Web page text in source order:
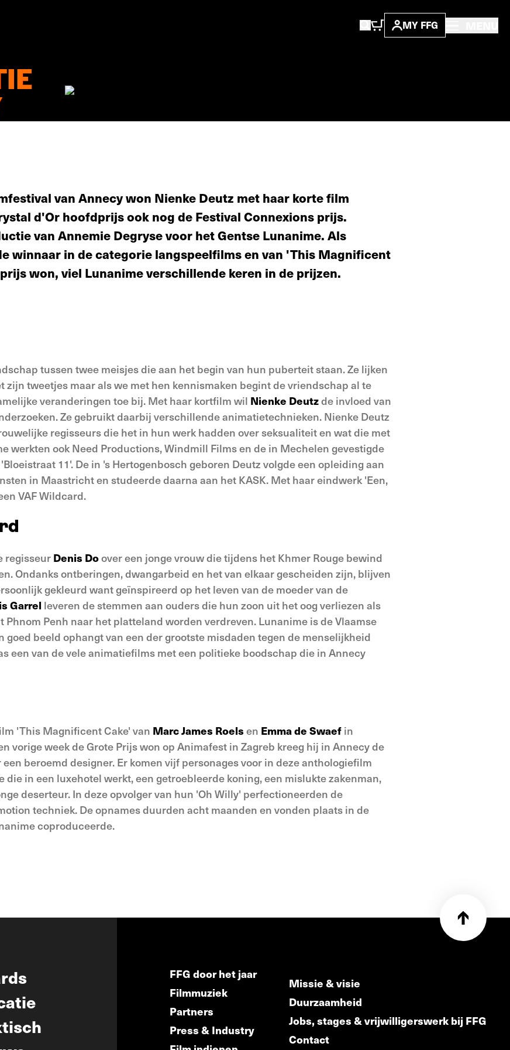
MY FFG
van Annecy won Nienke Deutz met haar korte film
d'Or hoofdprijs ook nog de Festival Connexions prijs.
van Annemie Degryse voor het Gentse Lunanime. Als
winnaar in de categorie langspeelfilms en van 'This Magnificent
won, viel Lunanime verschillende keren in de prijzen.
tussen twee meisjes die aan het begin van hun puberteit staan. Ze lijken
zijn tweetjes maar als we met hen kennismaken begint de vriendschap al te
veranderingen toe bij. Met haar kortfilm wil Nienke Deutzde invloed van
Ze gebruikt daarbij verschillende animatietechnieken. Nienke Deutz
regisseurs die het in hun werk hadden over seksualiteit en wat die met
werkten ook Need Productions, Windmill Films en de in Mechelen gevestigde
11'. De in 's Hertogenbosch geboren Deutz volgde een opleiding aan
in Maastricht en studeerde daarna aan het KASK. Met haar eindwerk 'Een,
VAF Wildcard.
regisseurDenis Doover een jonge vrouw die tijdens het Khmer Rouge bewind
Ondanks ontberingen, dwangarbeid en het van elkaar gescheiden zijn, blijven
gekleurd want geïnspireerd op het leven van de moeder van de
Garrel leveren de stemmen aan ouders die hun zoon uit het oog verliezen als
Phnom Penh naar het platteland worden verdreven. Lunanime is de Vlaamse
beeld ophangt van een der grootste misdaden tegen de menselijkheid
een van de vele animatiefilms met een politieke boodschap die in Annecy
'This Magnificent Cake' van Marc James Roels en Emma de Swaef in
vorige week de Grote Prijs won op Animafest in Zagreb kreeg hij in Annecy de
beroemd designer. Er komen vijf personages voor in deze anthologiefilm
die in een luxehotel werkt, een getroebleerde koning, een mislukte zakenman,
deserteur. In deze opvolger van hun 'Oh Willy' perfectioneerden de
techniek. De opnames duurden acht maanden en vonden plaats in de
coproduceerde.
FFG door het jaar
Filmmuziek
Partners
Press & Industry
Missie & visie
Duurzaamheid
Jobs, stages & vrijwilligerswerk bij FFG
Contact